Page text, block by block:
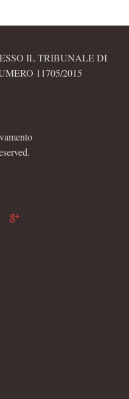
IL TRIBUNALE DI
11705/2015